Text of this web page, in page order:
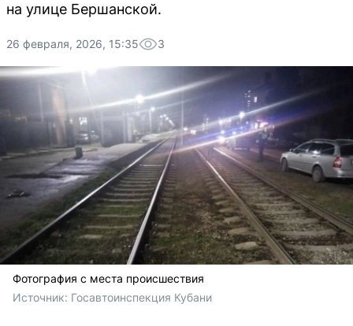
на улице Бершанской.
26 февраля, 2026, 15:35 3
Фотография с места происшествия
Источник: Госавтоинспекция Кубани